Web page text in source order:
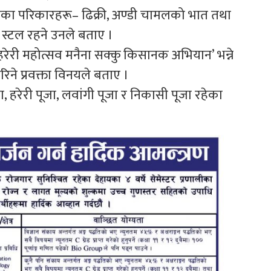
परिकारहरू– ढिक्री, अण्डी चामलको भात तथा
स्टल रहने उनले बताए ।
महोत्सव मनैना सक्कु किसानक अभियान’ भन्ने
प्रवक्ता विनयले बताए ।
पूजा, लवांगी पूजा र निकासी पूजा रहेका